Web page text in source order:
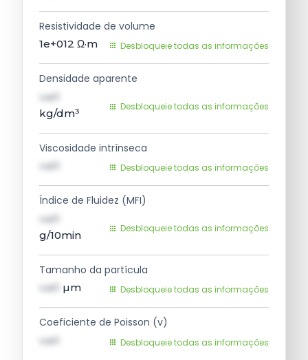
Resistividade de volume
1e+012 Ω·m Desbloqueie todas as informações
Densidade aparente
val1
kg/dm³
Desbloqueie todas as informações
Viscosidade intrínseca
val1 Desbloqueie todas as informações
Índice de Fluidez (MFI)
val1
g/10min
Desbloqueie todas as informações
Tamanho da partícula
val1 µm Desbloqueie todas as informações
Coeficiente de Poisson (v)
val1 Desbloqueie todas as informações